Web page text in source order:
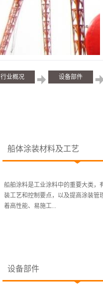
行业概况 设备部件
船体涂装材料及工艺
船舶涂料是工业涂料中的重要大类，
装工艺和控制要点，以及提高涂装管
着高性能、易施工...
设备部件